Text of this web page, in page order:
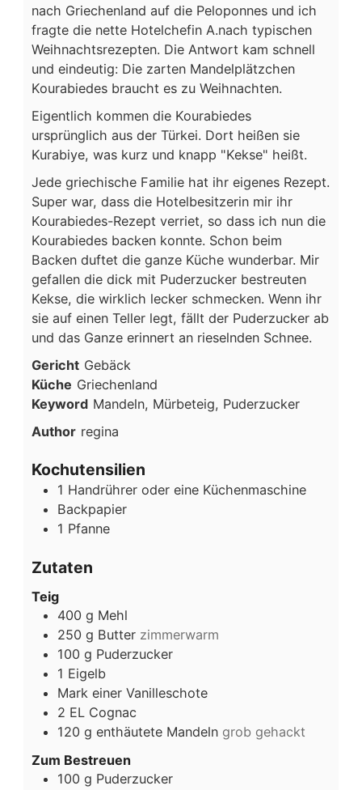
nach Griechenland auf die Peloponnes und ich
fragte die nette Hotelchefin A.nach typischen
Weihnachtsrezepten. Die Antwort kam schnell
und eindeutig: Die zarten Mandelplätzchen
Kourabiedes braucht es zu Weihnachten.
Eigentlich kommen die Kourabiedes
ursprünglich aus der Türkei. Dort heißen sie
Kurabiye, was kurz und knapp "Kekse" heißt.
Jede griechische Familie hat ihr eigenes Rezept.
Super war, dass die Hotelbesitzerin mir ihr
Kourabiedes-Rezept verriet, so dass ich nun die
Kourabiedes backen konnte. Schon beim
Backen duftet die ganze Küche wunderbar. Mir
gefallen die dick mit Puderzucker bestreuten
Kekse, die wirklich lecker schmecken. Wenn ihr
sie auf einen Teller legt, fällt der Puderzucker ab
und das Ganze erinnert an rieselnden Schnee.
Gericht Gebäck
Küche Griechenland
Keyword Mandeln, Mürbeteig, Puderzucker
Author regina
Kochutensilien
1 Handrührer oder eine Küchenmaschine
Backpapier
1 Pfanne
Zutaten
Teig
400 g Mehl
250 g Butter zimmerwarm
100 g Puderzucker
1 Eigelb
Mark einer Vanilleschote
2 EL Cognac
120 g enthäutete Mandeln grob gehackt
Zum Bestreuen
100 g Puderzucker